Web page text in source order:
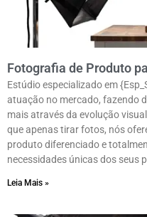
Fotografia de Produto
Estúdio especializado em
atuação no mercado, fazendo
mais através da evolução
que apenas tirar fotos, nós
produto diferenciado e
necessidades únicas dos seus
Leia Mais »